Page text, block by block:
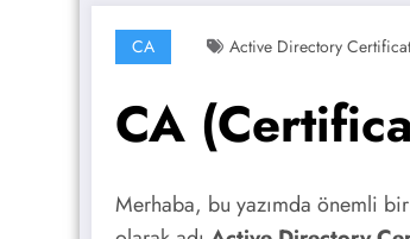
CA Active Directory
CA
Merhaba, bu yazımda önemli